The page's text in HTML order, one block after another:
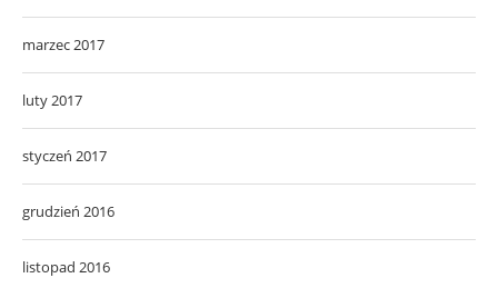
marzec 2017
luty 2017
styczeń 2017
grudzień 2016
listopad 2016